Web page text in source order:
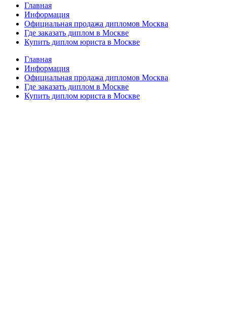
Главная
Информация
Официальная продажа дипломов Москва
Где заказать диплом в Москве
Купить диплом юриста в Москве
Главная
Информация
Официальная продажа дипломов Москва
Где заказать диплом в Москве
Купить диплом юриста в Москве